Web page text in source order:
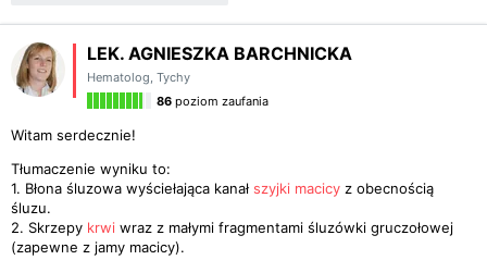
LEK. AGNIESZKA BARCHNICKA
Hematolog, Tychy
86 poziom zaufania
Witam serdecznie!
Tłumaczenie wyniku to:
1. Błona śluzowa wyściełająca kanał szyjki macicy z obecnością
śluzu.
2. Skrzepy krwi wraz z małymi fragmentami śluzówki gruczołowej
(zapewne z jamy macicy).